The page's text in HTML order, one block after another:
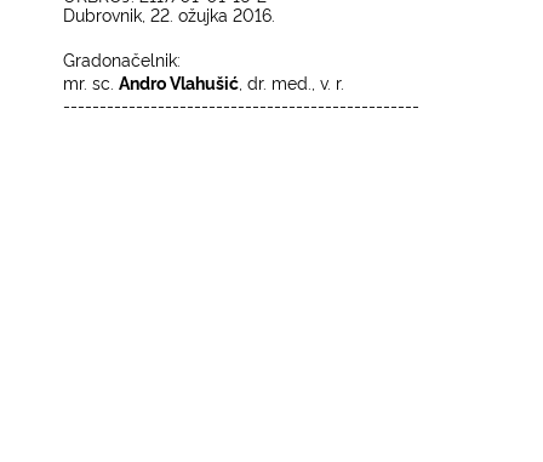
Dubrovnik, 22. ožujka 2016.
Gradonačelnik:
mr. sc.Andro Vlahušić , dr. med., v. r.
-------------------------------------------------